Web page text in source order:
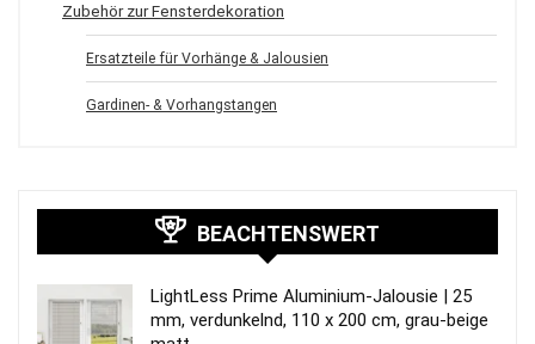
Zubehör zur Fensterdekoration
Ersatzteile für Vorhänge & Jalousien
Gardinen- & Vorhangstangen
BEACHTENSWERT
LightLess Prime Aluminium-Jalousie | 25
mm, verdunkelnd, 110 x 200 cm, grau-beige